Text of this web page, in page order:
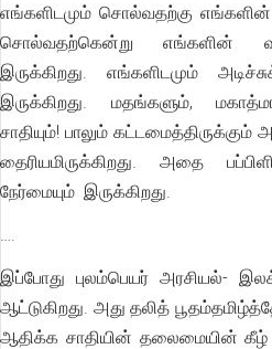
எங்களிடமும் சொல்வதற்கு எங்களின்
சொல்வதற்கென்று எங்களின்
இருக்கிறது. எங்களிடமும்
இருக்கிறது. மதங்களும்,
சாதியும்! பாலும்
தைரியமிருக்கிறது. அதை
நேர்மையும் இருக்கிறது.
….
இப்போது புலம்பெயர் அரசியல்-
ஆட்டுகிறது. அது தலித்
ஆதிக்க சாதியின் தலைமையின் கீழ்